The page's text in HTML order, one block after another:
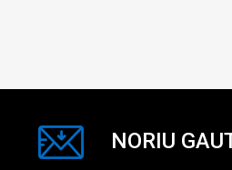
NORIU